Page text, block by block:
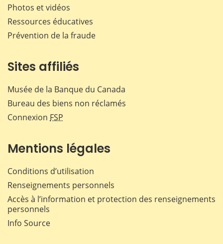
Photos et vidéos
Ressources éducatives
Prévention de la fraude
Sites affiliés
Musée de la Banque du Canada
Bureau des biens non réclamés
Connexion FSP
Mentions légales
Conditions d’utilisation
Renseignements personnels
Accès à l’information et protection des renseignements
personnels
Info Source